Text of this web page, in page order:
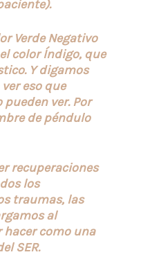
Verde Negativo
color Índigo, que
Y digamos
eso que
ver. Por
de péndulo
recuperaciones
los
traumas, las
al
hacer como una
SER.